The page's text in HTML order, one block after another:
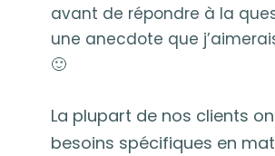
avant de répondre à la
une anecdote que
🙂
La plupart de nos clients
besoins spécifiques en